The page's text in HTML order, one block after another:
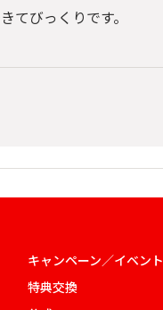
てびっくりです。
キャンペーン／イベント
特典交換